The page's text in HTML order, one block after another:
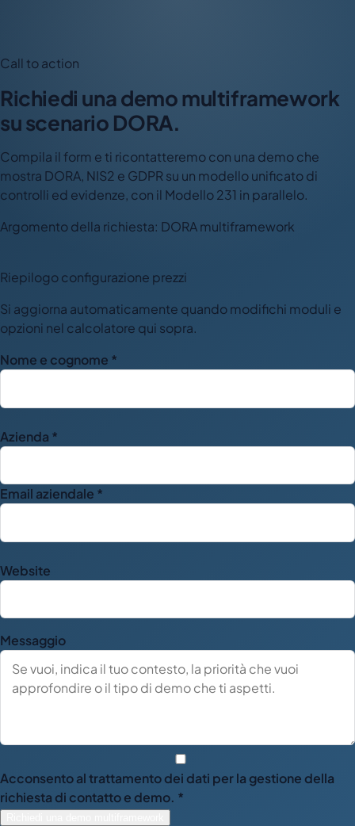
Call to action
Richiedi una demo multiframework
su scenario DORA.
Compila il form e ti ricontatteremo con una demo che
mostra DORA, NIS2 e GDPR su un modello unificato di
controlli ed evidenze, con il Modello 231 in parallelo.
Argomento della richiesta: DORA multiframework
Riepilogo configurazione prezzi
Si aggiorna automaticamente quando modifichi moduli e
opzioni nel calcolatore qui sopra.
Nome e cognome *
Azienda *
Email aziendale *
Website
Messaggio
Acconsento al trattamento dei dati per la gestione della
richiesta di contatto e demo. *